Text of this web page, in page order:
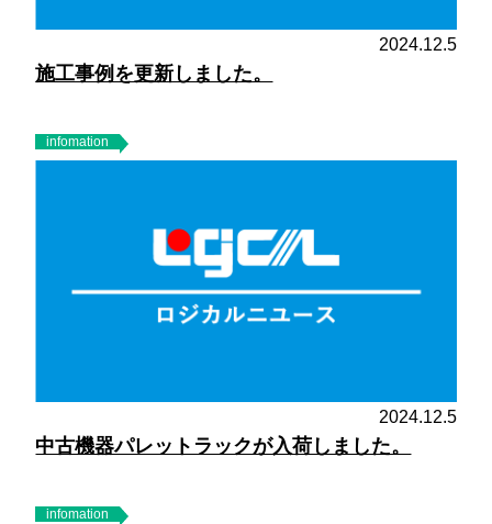
2024.12.5
施工事例を更新しました。
infomation
2024.12.5
中古機器パレットラックが入荷しました。
infomation